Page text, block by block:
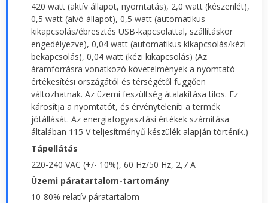
420 watt (aktív állapot, nyomtatás), 2,0 watt (készenlét),
0,5 watt (alvó állapot), 0,5 watt (automatikus
kikapcsolás/ébresztés USB-kapcsolattal, szállításkor
engedélyezve), 0,04 watt (automatikus kikapcsolás/kézi
bekapcsolás), 0,04 watt (kézi kikapcsolás) (Az
áramforrásra vonatkozó követelmények a nyomtató
értékesítési országától és térségétől függően
változhatnak. Az üzemi feszültség átalakítása tilos. Ez
károsítja a nyomtatót, és érvényteleníti a termék
jótállását. Az energiafogyasztási értékek számítása
általában 115 V teljesítményű készülék alapján történik.)
Tápellátás
220-240 VAC (+/- 10%), 60 Hz/50 Hz, 2,7 A
Üzemi páratartalom-tartomány
10-80% relatív páratartalom